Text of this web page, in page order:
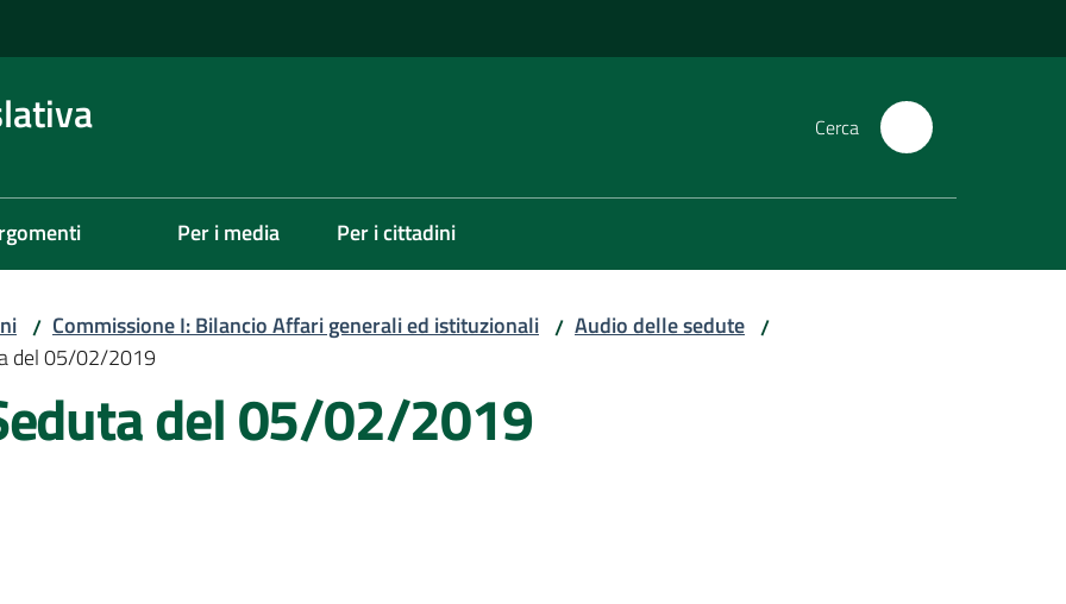
Cerca
Per i media Per i cittadini
/ Commissione I: Bilancio Affari generali ed istituzionali / Audio delle sedute /
del 05/02/2019
del 05/02/2019